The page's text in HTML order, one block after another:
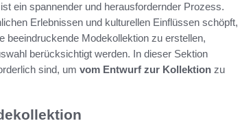
ein spannender und herausfordernder Prozess.
Erlebnissen und kulturellen Einflüssen schöpft,
beeindruckende Modekollektion zu erstellen,
berücksichtigt werden. In dieser Sektion
sind, um vom Entwurf zur Kollektion zu